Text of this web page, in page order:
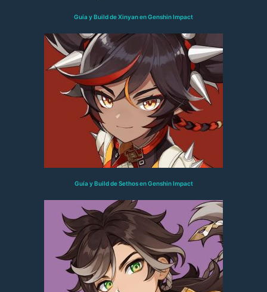
Guía y Build de Xinyan en Genshin Impact
Guía y Build de Sethos en Genshin Impact